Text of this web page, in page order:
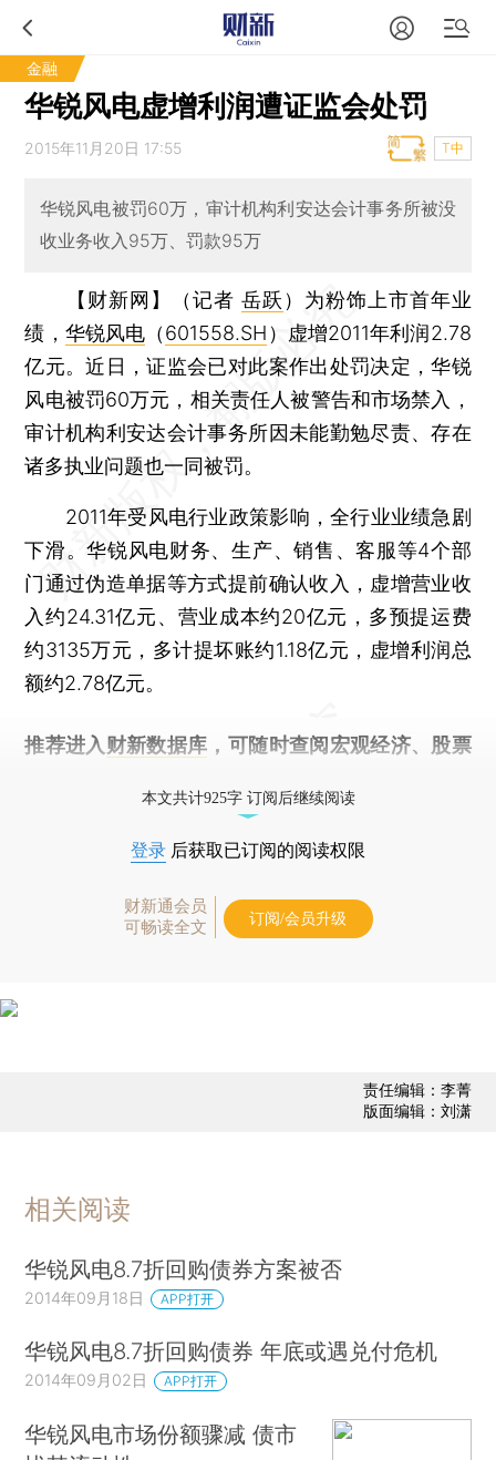
金融
华锐风电虚增利润遭证监会处罚
2015年11月20日 17:55 T中
华锐风电被罚60万，审计机构利安达会计事务所被没
收业务收入95万、罚款95万
【财新网】（记者 岳跃 ） 为粉饰上市首年业
绩， 华锐风电 （601558.SH ）虚增2011年利润2.78
亿元。近日，证监会已对此案作出处罚决定，华锐
风电被罚60万元，相关责任人被警告和市场禁入，
审计机构利安达会计事务所因未能勤勉尽责、存在
诸多执业问题也一同被罚。
2011年受风电行业政策影响，全行业业绩急剧
下滑。华锐风电财务、生产、销售、客服等4个部
门通过伪造单据等方式提前确认收入，虚增营业收
入约24.31亿元、营业成本约20亿元，多预提运费
约3135万元，多计提坏账约1.18亿元，虚增利润总
额约2.78亿元。
推荐进入 财新数据库 ，可随时查阅宏观经济、股票
本文共计925字 订阅后继续阅读
登录 后获取已订阅的阅读权限
财新通会员
可畅读全文
订阅/会员升级
责任编辑：李菁
版面编辑：刘潇
相关阅读
华锐风电8.7折回购债券方案被否
2014年09月18日 APP打开
华锐风电8.7折回购债券 年底或遇兑付危机
2014年09月02日 APP打开
华锐风电市场份额骤减 债市